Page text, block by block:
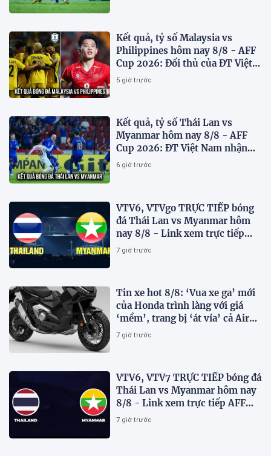
Kết quả, tỷ số Malaysia vs
Philippines hôm nay 8/8 - AFF
Cup 2026: Đối thủ của ĐT Việt
Nam lộ diện
5 giờ trước
Kết quả, tỷ số Thái Lan vs
Myanmar hôm nay 8/8 - AFF
Cup 2026: ĐT Việt Nam nhận
tin vui
6 giờ trước
VTV6, VTVgo TRỰC TIẾP bóng
đá Thái Lan vs Myanmar hôm
nay 8/8 - Link xem trực tiếp
AFF Cup 2026 mới nhất
7 giờ trước
Tin xe hot 8/8: ‘Vua xe ga’ mới
của Honda trình làng với giá
‘mềm’, trang bị ‘át vía’ cả Air
Blade và SH
7 giờ trước
VTV6, VTV7 TRỰC TIẾP bóng đá
Thái Lan vs Myanmar hôm nay
8/8 - Link xem trực tiếp AFF
Cup 2026 mới nhất
7 giờ trước